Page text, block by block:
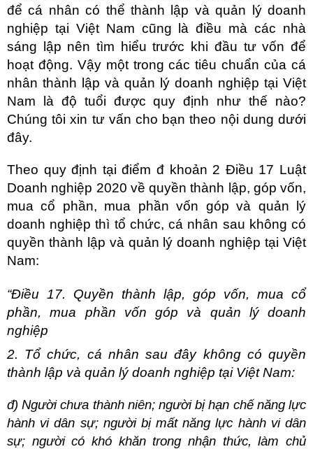
để cá nhân có thể thành lập và quản lý doanh
nghiệp tại Việt Nam cũng là điều mà các nhà
sáng lập nên tìm hiểu trước khi đầu tư vốn để
hoạt động. Vậy một trong các tiêu chuẩn của cá
nhân thành lập và quản lý doanh nghiệp tại Việt
Nam là độ tuổi được quy định như thế nào?
Chúng tôi xin tư vấn cho bạn theo nội dung dưới
đây.
Theo quy định tại điểm đ khoản 2 Điều 17 Luật
Doanh nghiệp 2020 về quyền thành lập, góp vốn,
mua cổ phần, mua phần vốn góp và quản lý
doanh nghiệp thì tổ chức, cá nhân sau không có
quyền thành lập và quản lý doanh nghiệp tại Việt
Nam:
“Điều 17. Quyền thành lập, góp vốn, mua cổ
phần, mua phần vốn góp và quản lý doanh
nghiệp
2. Tổ chức, cá nhân sau đây không có quyền
thành lập và quản lý doanh nghiệp tại Việt Nam:
đ) Người chưa thành niên; người bị hạn chế năng lực
hành vi dân sự; người bị mất năng lực hành vi dân
sự; người có khó khăn trong nhận thức, làm chủ